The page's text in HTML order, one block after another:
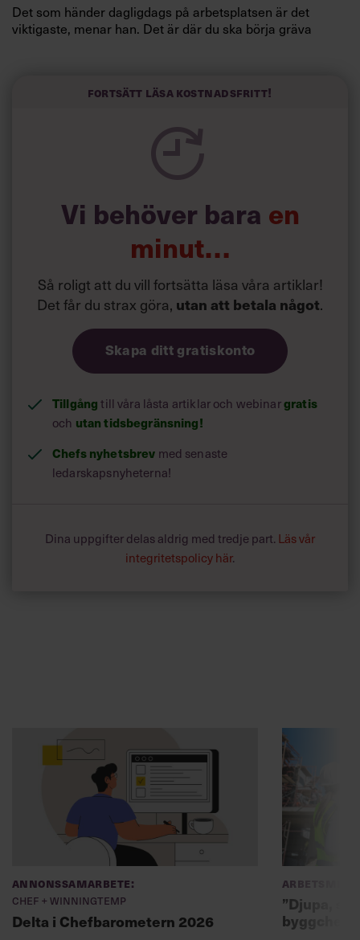
Det som händer dagligdags på arbetsplatsen är det
viktigaste, menar han. Det är där du ska börja gräva
och höjt arbetsglädjen på Google:
Fortsätt läsa kostnadsfritt!
Vi behöver bara en
minut…
Så roligt att du vill fortsätta läsa våra artiklar!
Det får du strax göra, utan att betala något.
Skapa ditt gratiskonto
Tillgångtill våra låsta artiklar och webinargratis
och utan tidsbegränsning!
Chefs nyhetsbrev med senaste
ledarskapsnyheterna!
Dina uppgifter delas aldrig med tredje part. Läs vår
integritetspolicy här.
Annonssamarbete:
Chef + Winningtemp
Delta i Chefbarometern 2026
”Djupa,